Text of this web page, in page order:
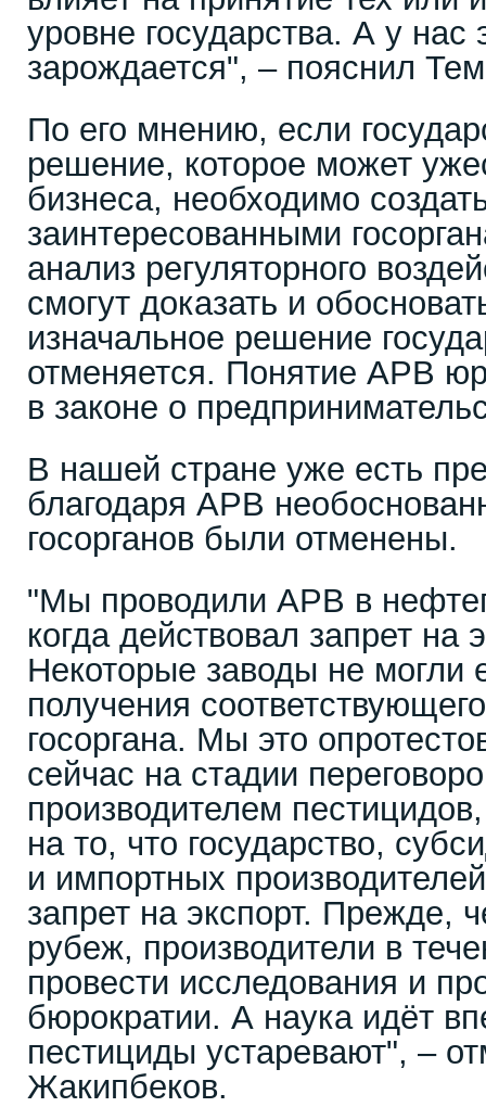
уровне государства. А у нас
зарождается", – пояснил
По его мнению, если
решение, которое может
бизнеса, необходимо
заинтересованными
анализ регуляторного
смогут доказать и
изначальное решение
отменяется. Понятие АРВ
в законе о
В нашей стране уже есть
благодаря АРВ
госорганов были отменены.
"Мы проводили АРВ в
когда действовал запрет на
Некоторые заводы не могли
получения
госоргана. Мы это
сейчас на стадии
производителем
на то, что государство,
и импортных
запрет на экспорт. Прежде,
рубеж, производители в
провести исследования и
бюрократии. А наука идёт
пестициды устаревают", –
Жакипбеков.